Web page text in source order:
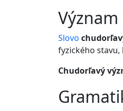
Slovo
fyzického
Chudorľavý